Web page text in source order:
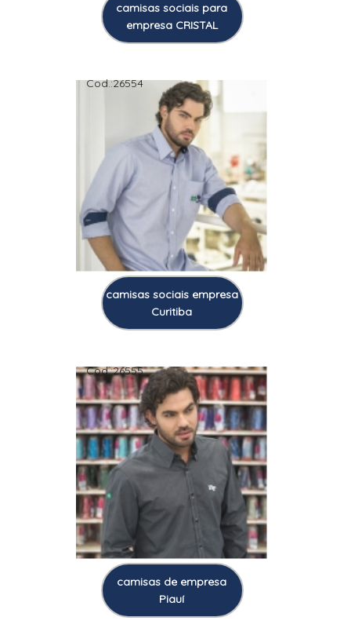
camisas sociais para
empresa CRISTAL
Cod.:26554
camisas sociais empresa
Curitiba
Cod.:26555
camisas de empresa
Piauí